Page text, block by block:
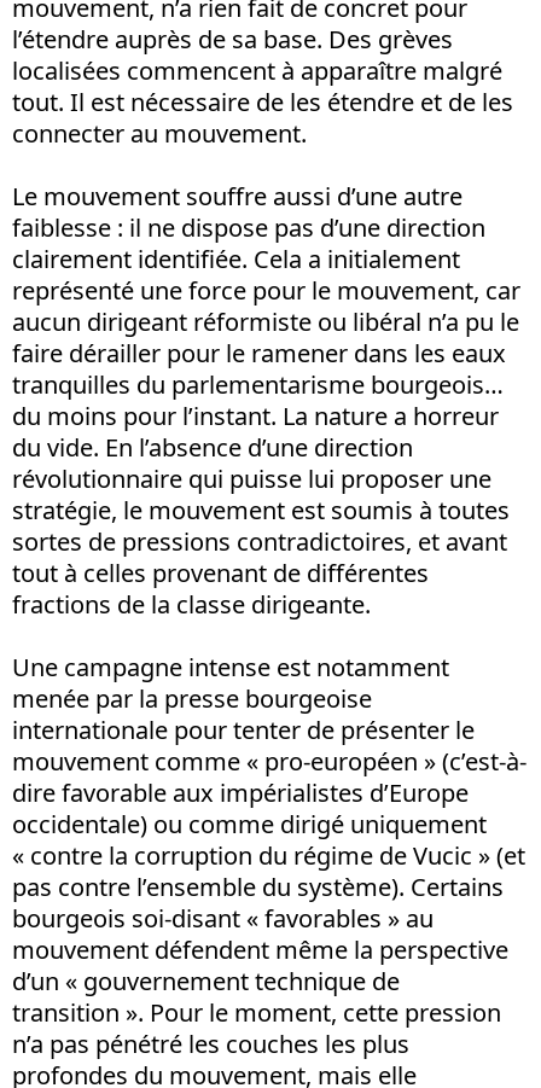
mouvement, n’a rien fait de concret pour
l’étendre auprès de sa base. Des grèves
localisées commencent à apparaître malgré
tout. Il est nécessaire de les étendre et de les
connecter au mouvement.
Le mouvement souffre aussi d’une autre
faiblesse : il ne dispose pas d’une direction
clairement identifiée. Cela a initialement
représenté une force pour le mouvement, car
aucun dirigeant réformiste ou libéral n’a pu le
faire dérailler pour le ramener dans les eaux
tranquilles du parlementarisme bourgeois…
du moins pour l’instant. La nature a horreur
du vide. En l’absence d’une direction
révolutionnaire qui puisse lui proposer une
stratégie, le mouvement est soumis à toutes
sortes de pressions contradictoires, et avant
tout à celles provenant de différentes
fractions de la classe dirigeante.
Une campagne intense est notamment
menée par la presse bourgeoise
internationale pour tenter de présenter le
mouvement comme « pro-européen » (c’est-à-
dire favorable aux impérialistes d’Europe
occidentale) ou comme dirigé uniquement
« contre la corruption du régime de Vucic » (et
pas contre l’ensemble du système). Certains
bourgeois soi-disant « favorables » au
mouvement défendent même la perspective
d’un « gouvernement technique de
transition ». Pour le moment, cette pression
n’a pas pénétré les couches les plus
profondes du mouvement, mais elle